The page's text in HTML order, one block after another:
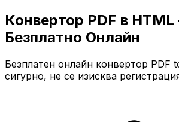
Конвертор PDF в
Безплатно Онлайн
Безплатен онлайн конвертор PDF
сигурно, не се изисква